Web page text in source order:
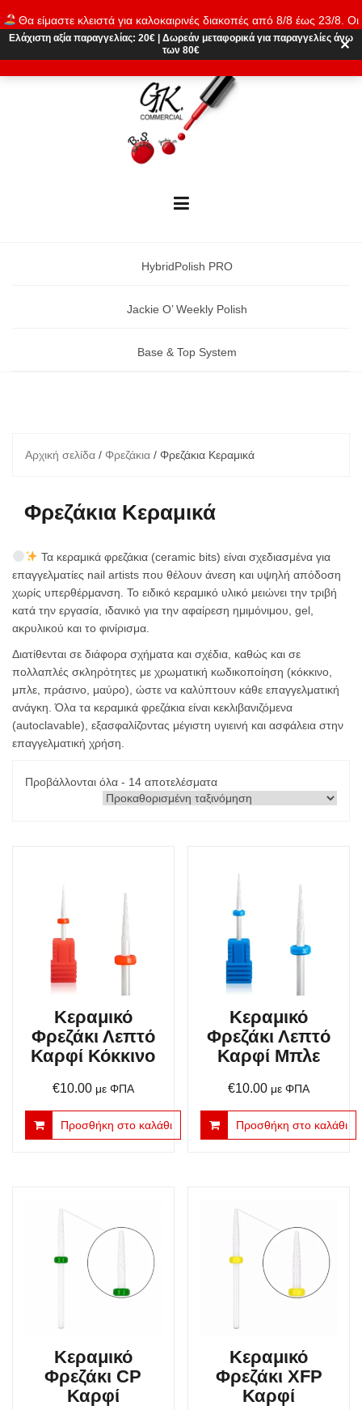
Θα είμαστε κλειστά για καλοκαιρινές διακοπές από 8/8 έως 23/8. Οι
παραγγελίες θα εκτελούνται ξανά από 24/8. Καλό καλοκαίρι!
Απόρριψη
to
content
Ελάχιστη αξία παραγγελίας: 20€ Δωρεάν μεταφορικά για παραγγελίες άνω
των 80€
✕
HybridPolish PRO
Jackie O’ Weekly Polish
Base & Top System
Αρχική σελίδα / Φρεζάκια / Φρεζάκια Κεραμικά
Φρεζάκια Κεραμικά
Τα κεραμικά φρεζάκια (ceramic bits) είναι σχεδιασμένα για
επαγγελματίες nail artists που θέλουν άνεση και υψηλή απόδοση
χωρίς υπερθέρμανση. Το ειδικό κεραμικό υλικό μειώνει την τριβή
κατά την εργασία, ιδανικό για την αφαίρεση ημιμόνιμου, gel,
ακρυλικού και το φινίρισμα.
Διατίθενται σε διάφορα σχήματα και σχέδια, καθώς και σε
πολλαπλές σκληρότητες με χρωματική κωδικοποίηση (κόκκινο,
μπλε, πράσινο, μαύρο), ώστε να καλύπτουν κάθε επαγγελματική
ανάγκη. Όλα τα κεραμικά φρεζάκια είναι κεκλιβανιζόμενα
(autoclavable), εξασφαλίζοντας μέγιστη υγιεινή και ασφάλεια στην
επαγγελματική χρήση.
Προβάλλονται όλα - 14 αποτελέσματα
Κεραμικό
Φρεζάκι Λεπτό
Καρφί Κόκκινο
€10.00 με ΦΠΑ
Προσθήκη στο καλάθι
Κεραμικό
Φρεζάκι Λεπτό
Καρφί Μπλε
€10.00 με ΦΠΑ
Προσθήκη στο καλάθι
Κεραμικό
Φρεζάκι CP
Καρφί
Κεραμικό
Φρεζάκι XFP
Καρφί